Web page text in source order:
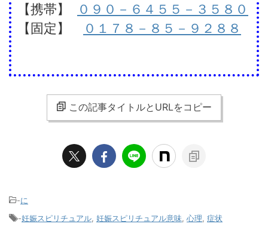
【携帯】
０９０－６４５５－３５８０
【固定】
０１７８－８５－９２８８
この記事タイトルとURLをコピー
-に
-妊娠スピリチュアル 妊娠スピリチュアル意味 心理 症状